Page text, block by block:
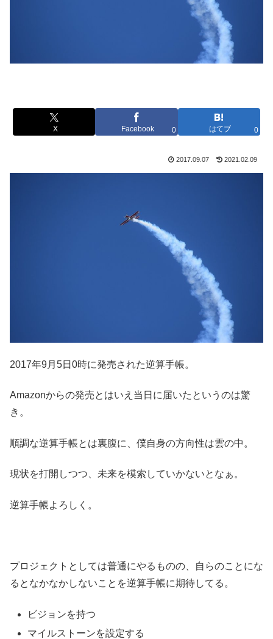
X Facebook 0 はてブ 0
2017.09.07 2021.02.09
2017年9月5日0時に発売された逆算手帳。
Amazonからの発売とはいえ当日に届いたというのは驚
き。
順調な逆算手帳とは裏腹に、僕自身の方向性は雲の中。
現状を打開しつつ、未来を模索していかないとなぁ。
逆算手帳よろしく。
プロジェクトとしては普通にやるものの、自らのことにな
るとなかなかしないことを逆算手帳に期待してる。
ビジョンを持つ
マイルストーンを設定する